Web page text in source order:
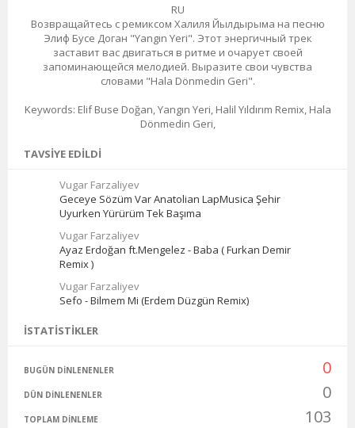
RU
Возвращайтесь с ремиксом Халиля Йылдырыма на песню
Элиф Бусе Доган "Yangın Yeri". Этот энергичный трек
заставит вас двигаться в ритме и очарует своей
запоминающейся мелодией. Выразите свои чувства
словами "Hala Dönmedin Geri".
Keywords: Elif Buse Doğan, Yangın Yeri, Halil Yıldırım Remix, Hala
Dönmedin Geri,
TAVSIYE EDILDI
Vugar Farzaliyev
Geceye Sözüm Var Anatolian LapMusica Şehir
Uyurken Yürürüm Tek Başıma
Vugar Farzaliyev
Ayaz Erdoğan ft.Mengelez - Baba ( Furkan Demir
Remix )
Vugar Farzaliyev
Sefo - Bilmem Mi (Erdem Düzgün Remix)
İSTATISTIKLER
BUGÜN DINLENENLER 0
DÜN DINLENENLER 0
TOPLAM DINLEME 103